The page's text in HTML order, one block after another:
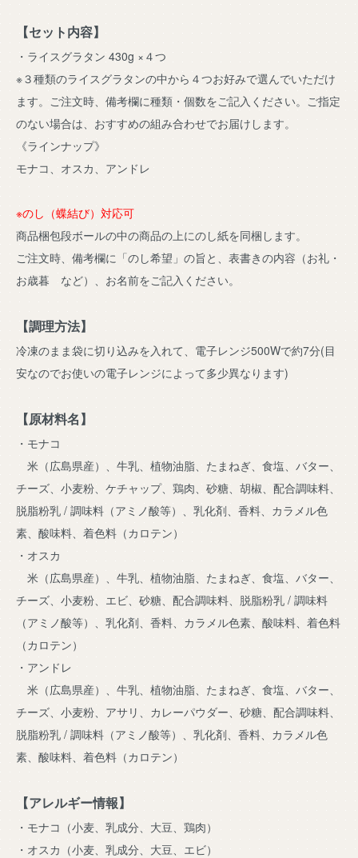
【セット内容】
・ライスグラタン 430g ×４つ
※３種類のライスグラタンの中から４つお好みで選んでいただけ
ます。ご注文時、備考欄に種類・個数をご記入ください。ご指定
のない場合は、おすすめの組み合わせでお届けします。
《ラインナップ》
モナコ、オスカ、アンドレ
※のし（蝶結び）対応可
商品梱包段ボールの中の商品の上にのし紙を同梱します。
ご注文時、備考欄に「のし希望」の旨と、表書きの内容（お礼・
お歳暮 など）、お名前をご記入ください。
【調理方法】
冷凍のまま袋に切り込みを入れて、電子レンジ500Wで約7分(目
安なのでお使いの電子レンジによって多少異なります)
【原材料名】
・モナコ
米（広島県産）、牛乳、植物油脂、たまねぎ、食塩、バター、
チーズ、小麦粉、ケチャップ、鶏肉、砂糖、胡椒、配合調味料、
脱脂粉乳 / 調味料（アミノ酸等）、乳化剤、香料、カラメル色
素、酸味料、着色料（カロテン）
・オスカ
米（広島県産）、牛乳、植物油脂、たまねぎ、食塩、バター、
チーズ、小麦粉、エビ、砂糖、配合調味料、脱脂粉乳 / 調味料
（アミノ酸等）、乳化剤、香料、カラメル色素、酸味料、着色料
（カロテン）
・アンドレ
米（広島県産）、牛乳、植物油脂、たまねぎ、食塩、バター、
チーズ、小麦粉、アサリ、カレーパウダー、砂糖、配合調味料、
脱脂粉乳 / 調味料（アミノ酸等）、乳化剤、香料、カラメル色
素、酸味料、着色料（カロテン）
【アレルギー情報】
・モナコ（小麦、乳成分、大豆、鶏肉）
・オスカ（小麦、乳成分、大豆、エビ）